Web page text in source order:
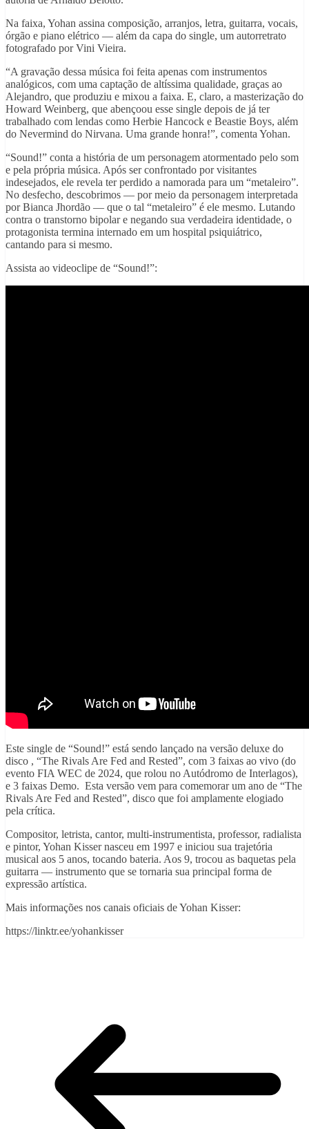
Na faixa, Yohan assina composição, arranjos, letra, guitarra, vocais,
órgão e piano elétrico — além da capa do single, um autorretrato
fotografado por Vini Vieira.
“A gravação dessa música foi feita apenas com instrumentos
analógicos, com uma captação de altíssima qualidade, graças ao
Alejandro, que produziu e mixou a faixa. E, claro, a masterização do
Howard Weinberg, que abençoou esse single depois de já ter
trabalhado com lendas como Herbie Hancock e Beastie Boys, além
do Nevermind do Nirvana. Uma grande honra!”, comenta Yohan.
“Sound!” conta a história de um personagem atormentado pelo som
e pela própria música. Após ser confrontado por visitantes
indesejados, ele revela ter perdido a namorada para um “metaleiro”.
No desfecho, descobrimos — por meio da personagem interpretada
por Bianca Jhordão — que o tal “metaleiro” é ele mesmo. Lutando
contra o transtorno bipolar e negando sua verdadeira identidade, o
protagonista termina internado em um hospital psiquiátrico,
cantando para si mesmo.
Assista ao videoclipe de “Sound!”:
Este single de “Sound!” está sendo lançado na versão deluxe do
disco , “The Rivals Are Fed and Rested”, com 3 faixas ao vivo (do
evento FIA WEC de 2024, que rolou no Autódromo de Interlagos),
e 3 faixas Demo. Esta versão vem para comemorar um ano de “The
Rivals Are Fed and Rested”, disco que foi amplamente elogiado
pela crítica.
Compositor, letrista, cantor, multi-instrumentista, professor, radialista
e pintor, Yohan Kisser nasceu em 1997 e iniciou sua trajetória
musical aos 5 anos, tocando bateria. Aos 9, trocou as baquetas pela
guitarra — instrumento que se tornaria sua principal forma de
expressão artística.
Mais informações nos canais oficiais de Yohan Kisser:
https://linktr.ee/yohankisser